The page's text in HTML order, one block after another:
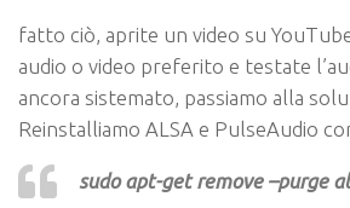
fatto ciò, aprite un video su
audio o video preferito e testate
ancora sistemato, passiamo alla
Reinstalliamo ALSA e PulseAudio
sudo apt-get remove –purge